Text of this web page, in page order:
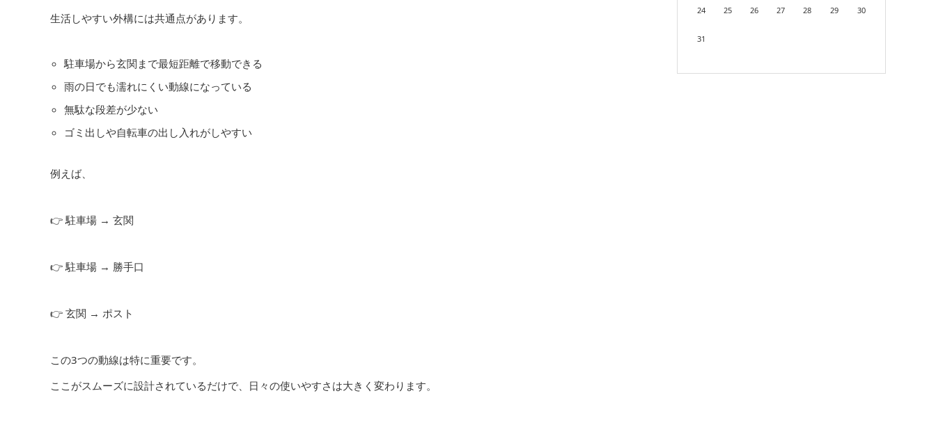
生活しやすい外構には共通点があります。
駐車場から玄関まで最短距離で移動できる
雨の日でも濡れにくい動線になっている
無駄な段差が少ない
ゴミ出しや自転車の出し入れがしやすい
例えば、
👉 駐車場 → 玄関
👉 駐車場 → 勝手口
👉 玄関 → ポスト
この3つの動線は特に重要です。
ここがスムーズに設計されているだけで、日々の使いやすさは大きく変わります。
24 25 26 27 28 29 30
31